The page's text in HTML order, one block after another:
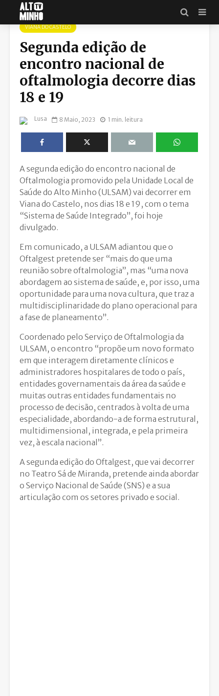
VIANA DO CASTELO
Segunda edição de
encontro nacional de
oftalmologia decorre dias
18 e 19
Lusa 8 Maio, 2023 1 min. leitura
A segunda edição do encontro nacional de
Oftalmologia promovido pela Unidade Local de
Saúde do Alto Minho (ULSAM) vai decorrer em
Viana do Castelo, nos dias 18 e 19, com o tema
“Sistema de Saúde Integrado”, foi hoje
divulgado.
Em comunicado, a ULSAM adiantou que o
Oftalgest pretende ser “mais do que uma
reunião sobre oftalmologia”, mas “uma nova
abordagem ao sistema de saúde, e, por isso, uma
oportunidade para uma nova cultura, que traz a
multidisciplinaridade do plano operacional para
a fase de planeamento”.
Coordenado pelo Serviço de Oftalmologia da
ULSAM, o encontro “propõe um novo formato
em que interagem diretamente clínicos e
administradores hospitalares de todo o país,
entidades governamentais da área da saúde e
muitas outras entidades fundamentais no
processo de decisão, centrados à volta de uma
especialidade, abordando-a de forma estrutural,
multidimensional, integrada, e pela primeira
vez, à escala nacional”.
A segunda edição do Oftalgest, que vai decorrer
no Teatro Sá de Miranda, pretende ainda abordar
o Serviço Nacional de Saúde (SNS) e a sua
articulação com os setores privado e social.